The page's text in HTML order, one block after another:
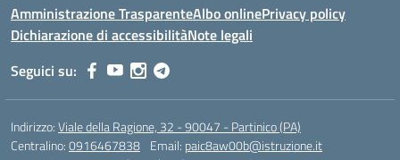
Amministrazione TrasparenteAlbo onlinePrivacy policy
Dichiarazione di accessibilitàNote legali
Seguici su:
Indirizzo:Viale della Ragione, 32 - 90047 - Partinico (PA)
Centralino:0916467838 Email: paic8aw00b@istruzione.it